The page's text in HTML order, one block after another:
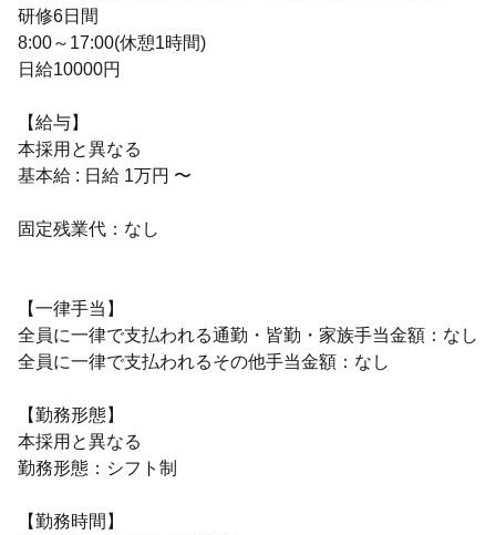
研修6日間
8:00～17:00(休憩1時間)
日給10000円
【給与】
本採用と異なる
基本給 : 日給 1万円 〜
固定残業代：なし
【一律手当】
全員に一律で支払われる通勤・皆勤・家族手当金額：なし
全員に一律で支払われるその他手当金額：なし
【勤務形態】
本採用と異なる
勤務形態：シフト制
【勤務時間】